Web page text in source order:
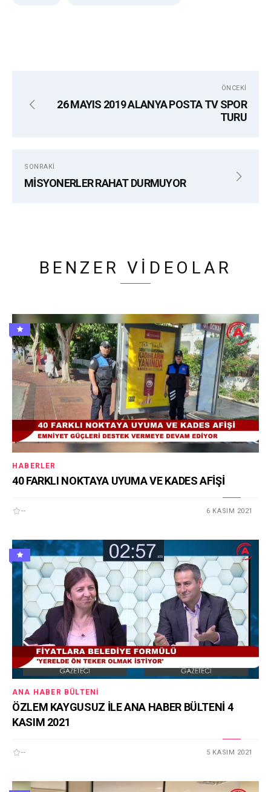
ÖNCEKI
26 MAYIS 2019 ALANYA POSTA TV SPOR
TURU
SONRAKI
MİSYONERLER RAHAT DURMUYOR
BENZER VIDEOLAR
HABERLER
40 FARKLI NOKTAYA UYUMA VE KADES AFİŞİ
-- 6 KASIM 2021
ANA HABER BÜLTENI
ÖZLEM KAYGUSUZ İLE ANA HABER BÜLTENİ 4
KASIM 2021
-- 5 KASIM 2021